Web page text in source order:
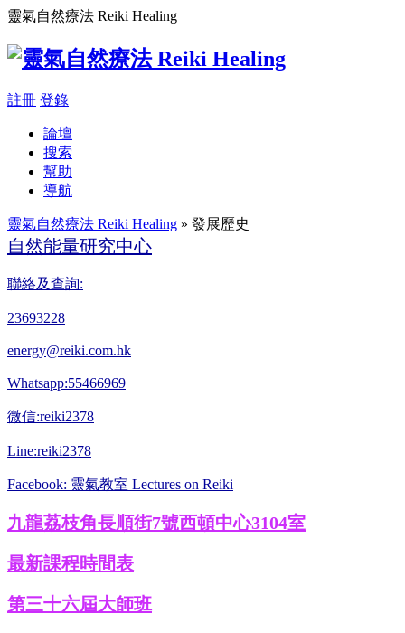
靈氣自然療法 Reiki Healing
註冊 登錄
論壇
搜索
幫助
導航
靈氣自然療法 Reiki Healing » 發展歷史
自然能量研究中心
聯絡及查詢:
23693228
energy@reiki.com.hk
Whatsapp:55466969
微信:reiki2378
Line:reiki2378
Facebook: 靈氣教室 Lectures on Reiki
九龍荔枝角長順街7號西頓中心3104室
最新課程時間表
第三十六屆大師班